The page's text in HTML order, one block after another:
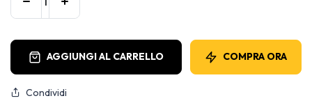
AGGIUNGI AL CARRELLO COMPRA ORA
Condividi